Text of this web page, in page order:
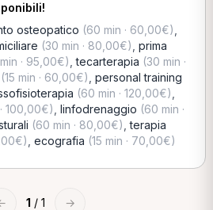
osteopatico (60 min · 60,00€)
(30 min · 80,00€) prima
· 95,00€) ,tecarterapia (30 min ·
(15 min · 60,00€) personal training
(60 min · 120,00€)
100,00€) linfodrenaggio (60 min ·
(60 min · 80,00€) ,terapia
ecografia (15 min · 70,00€)
1 / 1 →